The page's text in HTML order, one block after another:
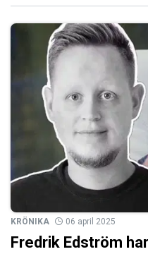
KRÖNIKA 06 april 2025
Fredrik Edström